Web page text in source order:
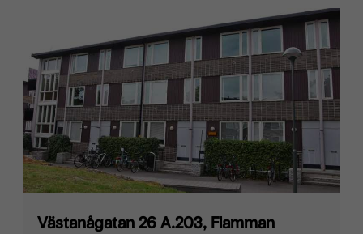
Västanågatan 26 A.203, Flamman